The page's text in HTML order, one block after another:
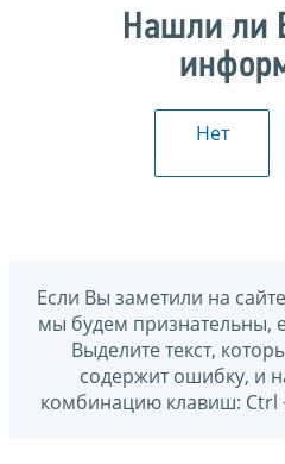
Нашли ли
Нет
Если Вы заметили на
мы будем признательны,
Выделите текст,
содержит ошибку, и
комбинацию клавиш: Ctrl